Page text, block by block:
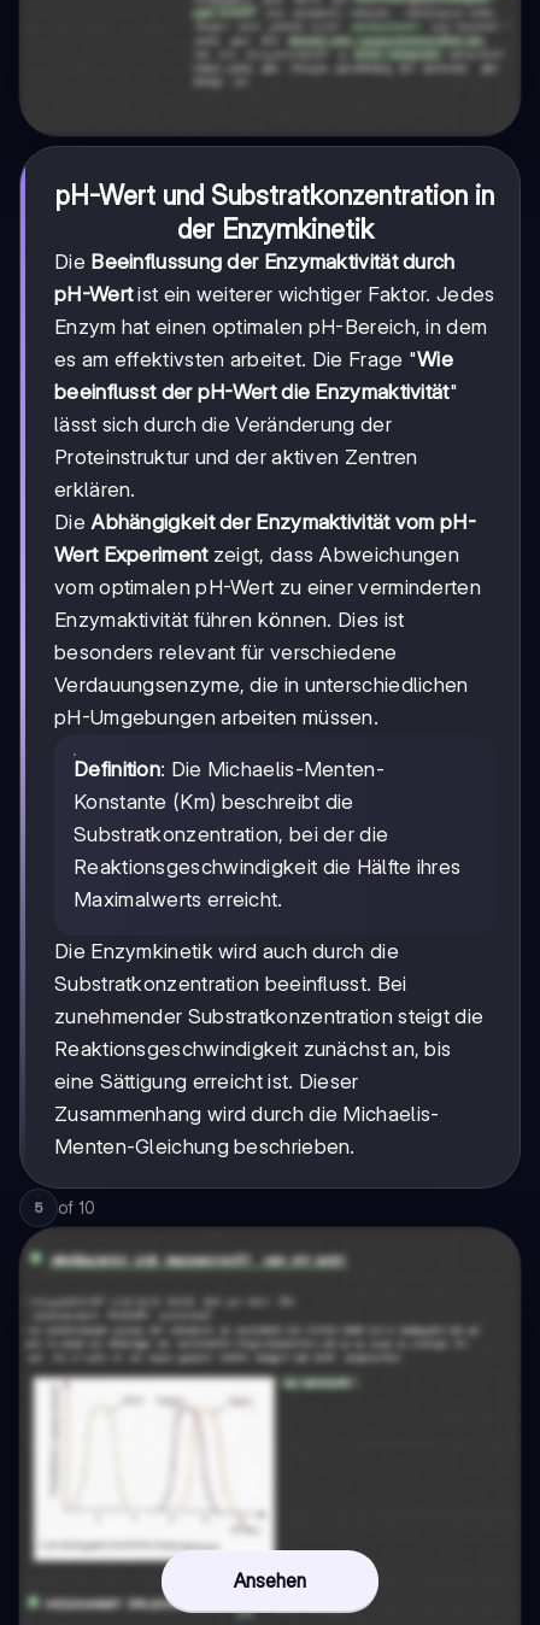
pH-Wert und Substratkonzentration in
der Enzymkinetik
Die Beeinflussung der Enzymaktivität durch
pH-Wertist ein weiterer wichtiger Faktor. Jedes
Enzym hat einen optimalen pH-Bereich, in dem
es am effektivsten arbeitet. Die Frage "Wie
beeinflusst der pH-Wert die Enzymaktivität"
lässt sich durch die Veränderung der
Proteinstruktur und der aktiven Zentren
erklären.
Die Abhängigkeit der Enzymaktivität vom pH-
Wert Experimentzeigt, dass Abweichungen
vom optimalen pH-Wert zu einer verminderten
Enzymaktivität führen können. Dies ist
besonders relevant für verschiedene
Verdauungsenzyme, die in unterschiedlichen
pH-Umgebungen arbeiten müssen.
Definition: Die Michaelis-Menten-
Konstante (Km) beschreibt die
Substratkonzentration, bei der die
Reaktionsgeschwindigkeit die Hälfte ihres
Maximalwerts erreicht.
Die Enzymkinetik wird auch durch die
Substratkonzentration beeinflusst. Bei
zunehmender Substratkonzentration steigt die
Reaktionsgeschwindigkeit zunächst an, bis
eine Sättigung erreicht ist. Dieser
Zusammenhang wird durch die Michaelis-
Menten-Gleichung beschrieben.
5 of 10
Ansehen